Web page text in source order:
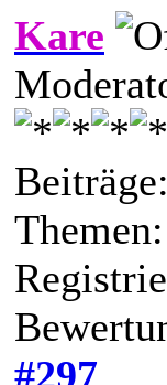
Kare
#297